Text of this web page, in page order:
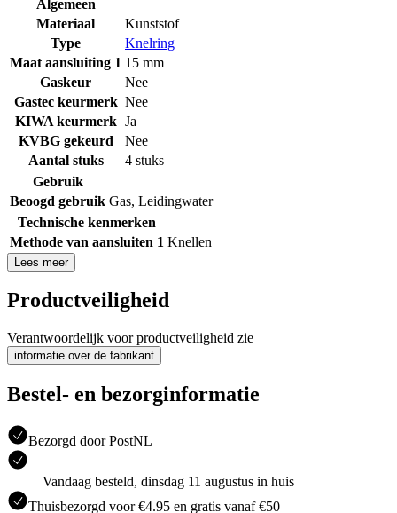
Algemeen
Materiaal
Kunststof
Type
Knelring
Maat aansluiting 1 15 mm
Gaskeur
Nee
Gastec keurmerk Nee
KIWA keurmerk Ja
KVBG gekeurd
Nee
Aantal stuks
4 stuks
Gebruik
Beoogd gebruik Gas, Leidingwater
Technische kenmerken
Methode van aansluiten 1 Knellen
Lees meer
Productveiligheid
Verantwoordelijk voor productveiligheid zie
informatie over de fabrikant
Bestel- en bezorginformatie
Bezorgd door PostNL
Vandaag besteld, dinsdag 11 augustus in huis
Thuisbezorgd voor €4.95 en gratis vanaf €50